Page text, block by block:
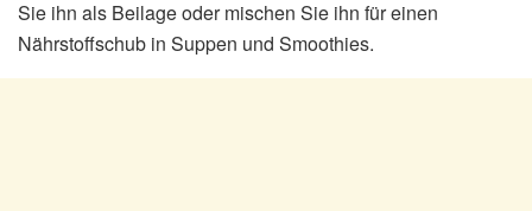
Sie ihn als Beilage oder mischen Sie ihn für einen
Nährstoffschub in Suppen und Smoothies.